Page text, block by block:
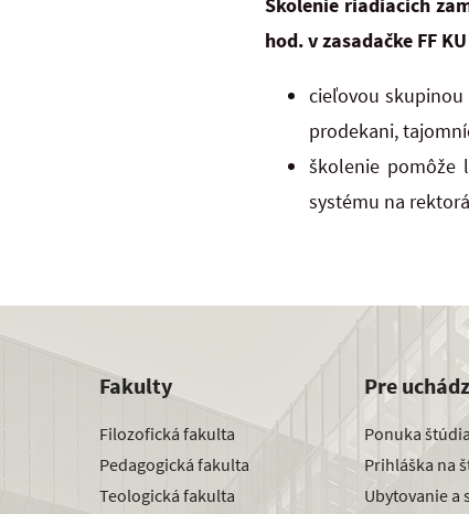
hod. v zasadačke FF
cieľovou skupinou
prodekani,
školenie pomôže
systému na
Fakulty
Filozofická fakulta
Pedagogická fakulta
Teologická fakulta
Pre
Ponuka štúdia
Prihláška na
Ubytovanie a